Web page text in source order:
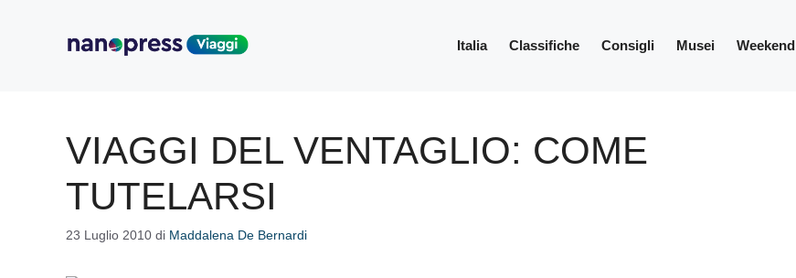
Italia Classifiche Consigli Musei Weekend
VIAGGI DEL VENTAGLIO: COME
TUTELARSI
23 Luglio 2010 di Maddalena De Bernardi